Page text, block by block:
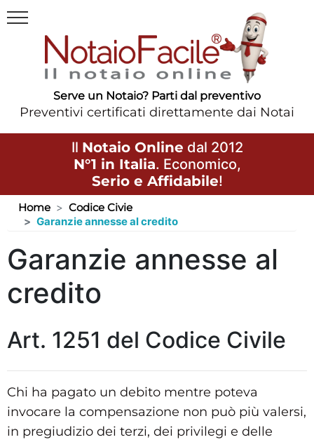
Serve un Notaio? Parti dal preventivo
Preventivi certificati direttamente dai Notai
Il Notaio Online dal 2012
N°1 in Italia. Economico,
Serio e Affidabile!
Home
Codice Civie
Garanzie annesse al credito
Garanzie annesse al
credito
Art. 1251 del Codice Civile
Chi ha pagato un debito mentre poteva
invocare la compensazione non può più valersi,
in pregiudizio dei terzi, dei privilegi e delle